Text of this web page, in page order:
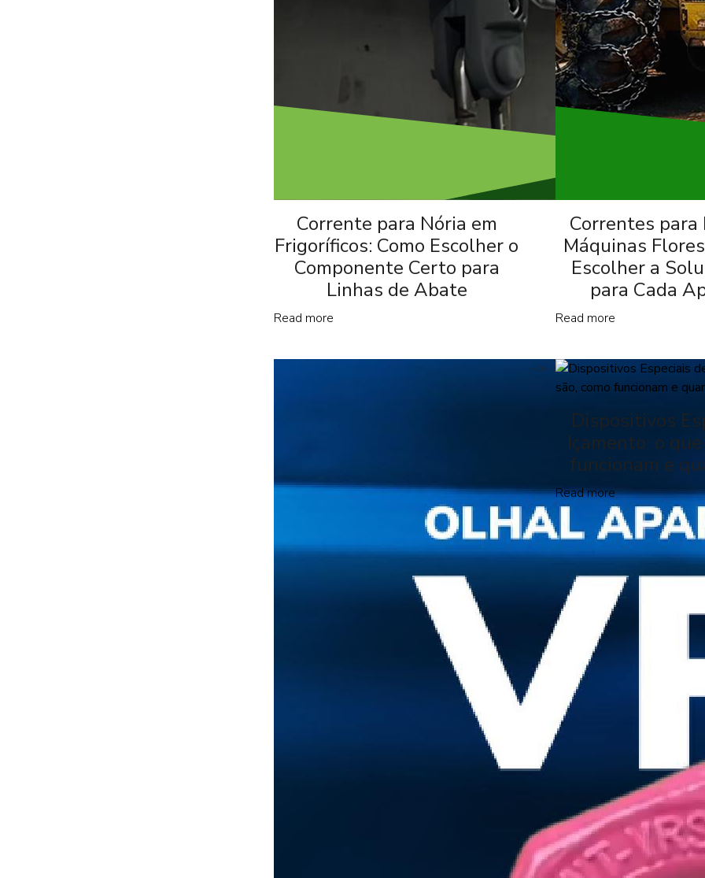
Corrente para Nória em
Frigoríficos: Como Escolher o
Componente Certo para
Linhas de Abate
Read more
Correntes para
Máquinas
Escolher a
para Cada
Read more
-->
Dispositivos
Içamento: o
funcionam e
Read more